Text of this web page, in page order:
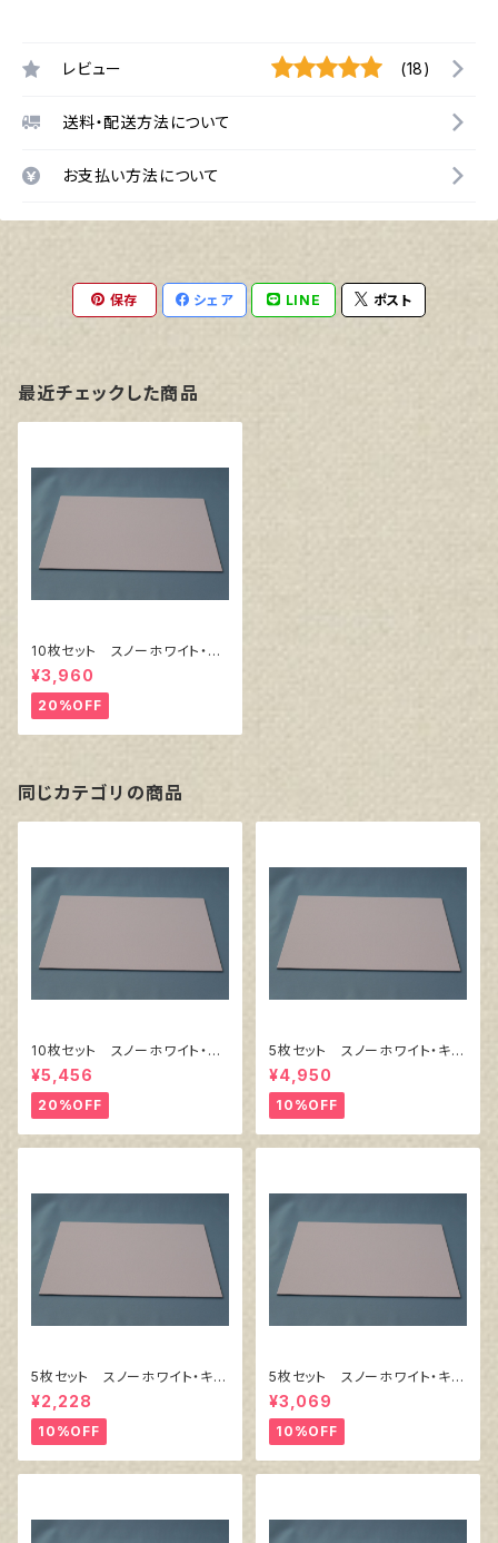
レビュー (18)
送料・配送方法について
お支払い方法について
保存 シェア LINE ポスト
最近チェックした商品
10枚セット スノーホワイト・キ
ャンバスボード F4 サイズ
333㎜x242㎜
¥3,960
20%OFF
同じカテゴリの商品
10枚セット スノーホワイト・キ
ャンバスボード F6 サイズ
410㎜x318㎜
¥5,456
20%OFF
5枚セット スノーホワイト・キャ
ンバスボード F10 サイズ 5
30㎜x455㎜
¥4,950
10%OFF
5枚セット スノーホワイト・キャ
ンバスボード F4 サイズ 3
33㎜x242㎜
¥2,228
10%OFF
5枚セット スノーホワイト・キャ
ンバスボード F6 サイズ 41
0㎜x318㎜
¥3,069
10%OFF